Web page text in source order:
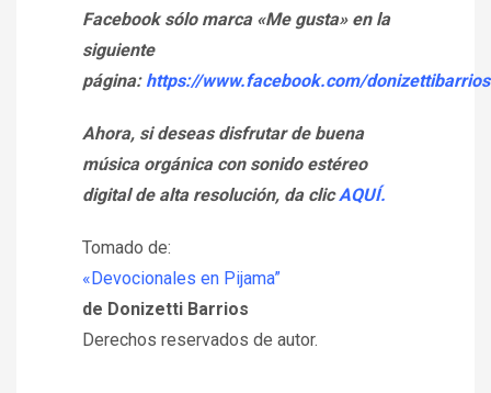
Facebook sólo marca «Me gusta» en la
siguiente
página: https://www.facebook.com/donizettibarrios
Ahora, si deseas disfrutar de buena
música orgánica con sonido estéreo
digital de alta resolución, da clicAQUÍ.
Tomado de:
«Devocionales en Pijama”
de Donizetti Barrios
Derechos reservados de autor.